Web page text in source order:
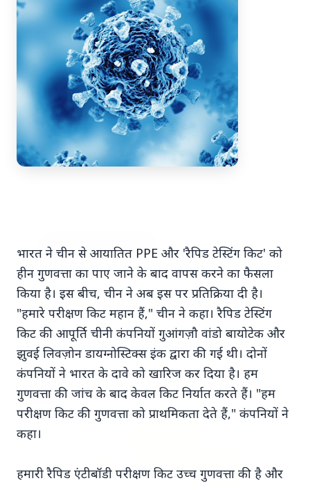
7 Jun 2026
अंशुल कुंचा कौन थे? अमेरिका में
'फर्जी' पिज्जा ऑर्डर डिलीवर करते हुए
भारतीय युवक की गोली मारकर हत्या,
परिवार का आरोप - "ट्रैप था"
अमेरिका में 'फर्जी' पिज्जा ऑर्डर डिलीवर करते हुए
Read Full Story
Top Stories
TOP STORIES
भारत ने चीन से आयातित PPE और 'रैपिड टेस्टिंग किट' को
हीन गुणवत्ता का पाए जाने के बाद वापस करने का फैसला
किया है। इस बीच, चीन ने अब इस पर प्रतिक्रिया दी है।
"हमारे परीक्षण किट महान हैं," चीन ने कहा। रैपिड टेस्टिंग
किट की आपूर्ति चीनी कंपनियों गुआंगज़ौ वांडो बायोटेक और
झुवई लिवज़ोन डायग्नोस्टिक्स इंक द्वारा की गई थी। दोनों
कंपनियों ने भारत के दावे को खारिज कर दिया है। हम
गुणवत्ता की जांच के बाद केवल किट निर्यात करते हैं। "हम
परीक्षण किट की गुणवत्ता को प्राथमिकता देते हैं," कंपनियों ने
कहा।
हमारी रैपिड एंटीबॉडी परीक्षण किट उच्च गुणवत्ता की है और